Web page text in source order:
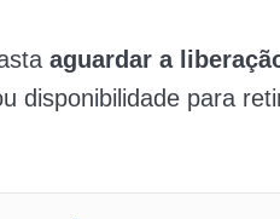
aguardar a
disponibilidade para